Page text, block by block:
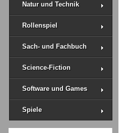
Natur und Technik
Rollenspiel
Sach- und Fachbuch
Science-Fiction
Software und Games
Spiele